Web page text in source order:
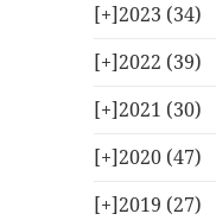
[+]2023 (34)
[+]2022 (39)
[+]2021 (30)
[+]2020 (47)
[+]2019 (27)